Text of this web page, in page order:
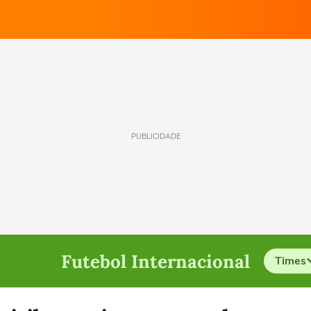
PUBLICIDADE
Futebol Internacional Times